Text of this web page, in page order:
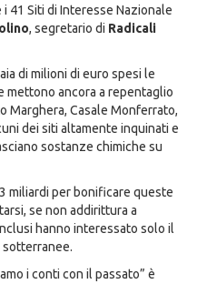
41 Siti di Interesse Nazionale
, segretario di Radicali
di milioni di euro spesi le
mettono ancora a repentaglio
Marghera, Casale Monferrato,
dei siti altamente inquinati e
sostanze chimiche su
miliardi per bonificare queste
se non addirittura a
hanno interessato solo il
sotterranee.
i conti con il passato” è